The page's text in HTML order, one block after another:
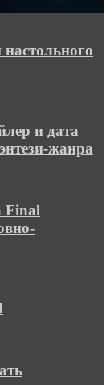
и дата
жанра
Final